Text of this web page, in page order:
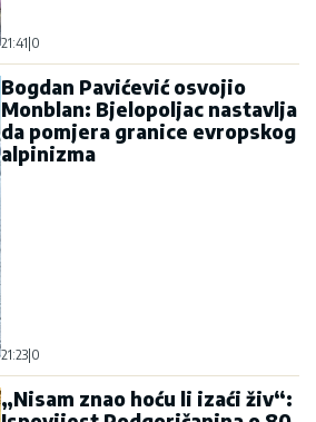
21:41 0
Bogdan Pavićević osvojio
Monblan: Bjelopoljac nastavlja
da pomjera granice evropskog
alpinizma
21:23 0
„Nisam znao hoću li izaći živ“: